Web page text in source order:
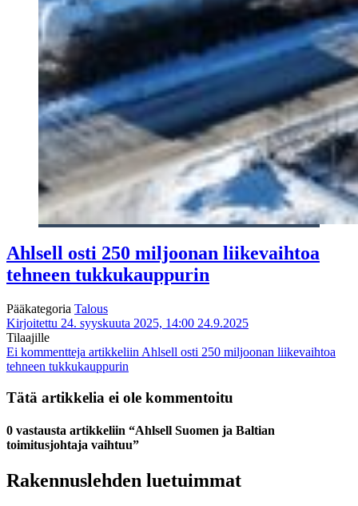
Ahlsell osti 250 miljoonan liikevaihtoa
tehneen tukkukauppurin
Pääkategoria Talous
Kirjoitettu 24. syyskuuta 2025, 14:00 24.9.2025
Tilaajille
Ei kommentteja artikkeliin Ahlsell osti 250 miljoonan liikevaihtoa
tehneen tukkukauppurin
Tätä artikkelia ei ole kommentoitu
0 vastausta artikkeliin “Ahlsell Suomen ja Baltian
toimitusjohtaja vaihtuu”
Rakennuslehden luetuimmat